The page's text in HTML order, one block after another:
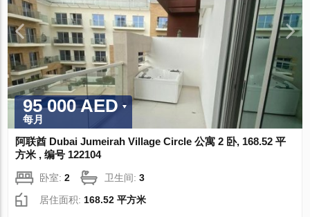
95 000 AED
每月
阿联酋 Dubai Jumeirah Village Circle 公寓 2 卧, 168.52 平
方米 , 编号 122104
卧室:2 卫生间:3
居住面积:168.52 平方米